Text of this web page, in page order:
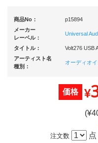
商品No：
p15894
メーカー
レーベル：
Universal
タイトル：
Volt276 USB
アーティスト名
種別：
オーディオ
価格 ¥
(¥
注文数 点